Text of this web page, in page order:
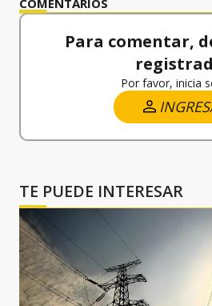
Para comentar,
Por favor, inicia
TE PUEDE INTERESAR